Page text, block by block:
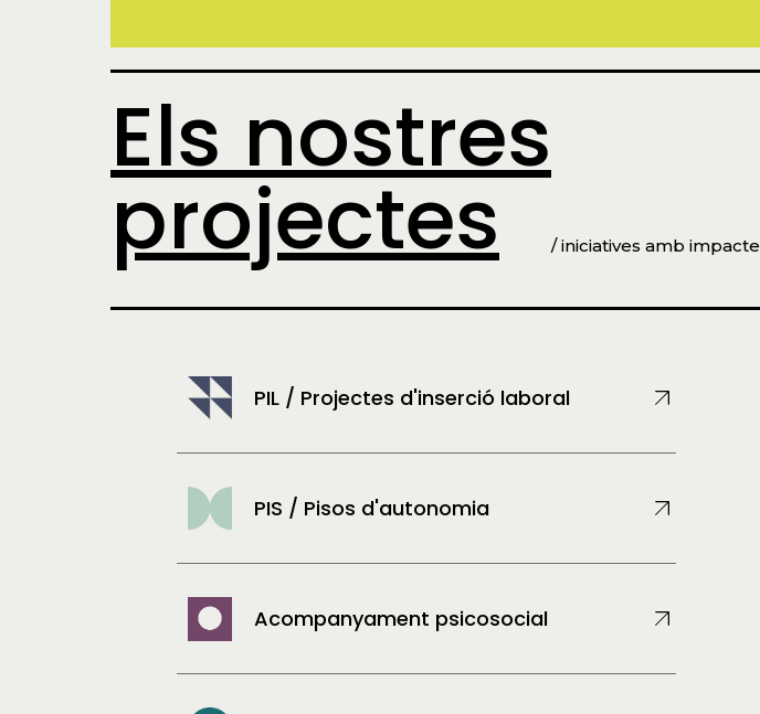
Els nostres
projectes / iniciatives amb impacte
PIL / Projectes d'inserció laboral
PIS / Pisos d'autonomia
Acompanyament psicosocial